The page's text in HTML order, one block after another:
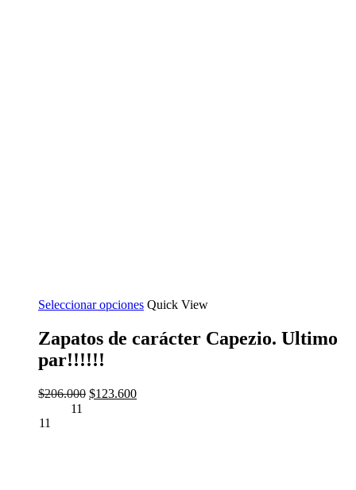
Seleccionar opciones Quick View
Zapatos de carácter Capezio. Ultimo
par!!!!!!
$206.000 El
$123.600El
11
11